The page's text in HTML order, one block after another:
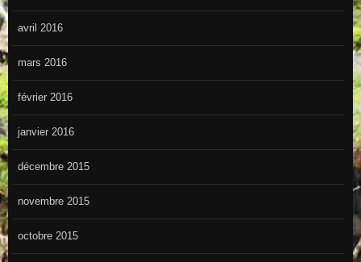
avril 2016
mars 2016
février 2016
janvier 2016
décembre 2015
novembre 2015
octobre 2015